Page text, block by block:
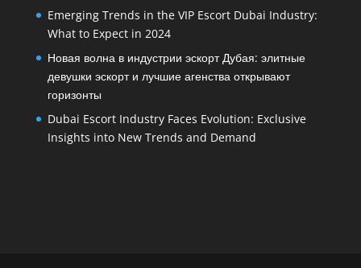
Emerging Trends in the VIP Escort Dubai Industry:
What to Expect in 2024
Новая волна в индустрии эскорт Дубая: элитные
девушки эскорт и лучшие агенства открывают
горизонты
Dubai Escort Industry Faces Evolution: Exclusive
Insights into New Trends and Demand